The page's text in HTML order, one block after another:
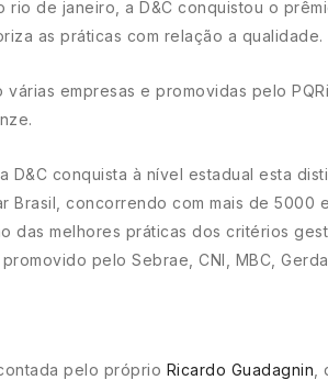
de janeiro, a D&C conquistou o
as práticas com relação a qualidade.
empresas e promovidas pelo
D&C conquista à nível estadual esta
Brasil, concorrendo com mais de 5000
das melhores práticas dos critérios
pelo Sebrae, CNI, MBC,
pelo próprio Ricardo Guadagnin